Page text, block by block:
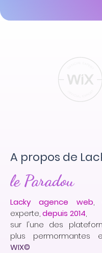
A propos de
le Paradou
Lacky agence web,
experte,depuis 2014,
sur l'une des
plus permormantes
WIX©